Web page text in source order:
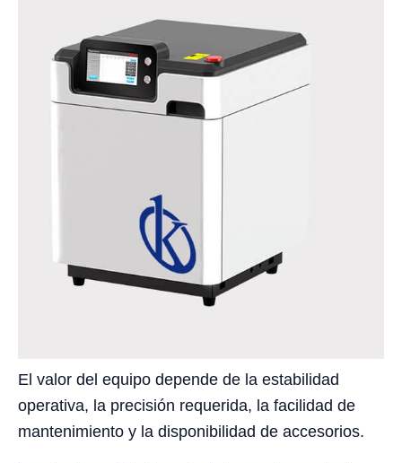
El valor del equipo depende de la estabilidad
operativa, la precisión requerida, la facilidad de
mantenimiento y la disponibilidad de accesorios.